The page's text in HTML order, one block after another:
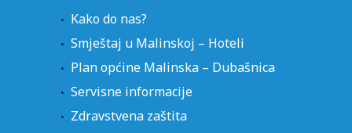
Kako do nas?
Smještaj u Malinskoj – Hoteli
Plan općine Malinska – Dubašnica
Servisne informacije
Zdravstvena zaštita